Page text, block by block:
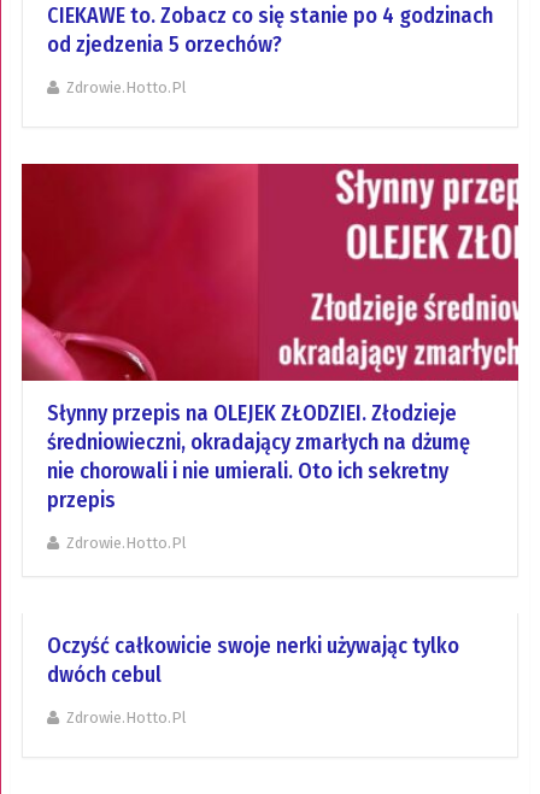
CIEKAWE to. Zobacz co się stanie po 4 godzinach
od zjedzenia 5 orzechów?
Zdrowie.hotto.pl
Słynny przepis na OLEJEK ZŁODZIEI. Złodzieje
średniowieczni, okradający zmarłych na dżumę
nie chorowali i nie umierali. Oto ich sekretny
przepis
Zdrowie.hotto.pl
Oczyść całkowicie swoje nerki używając tylko
dwóch cebul
Zdrowie.hotto.pl